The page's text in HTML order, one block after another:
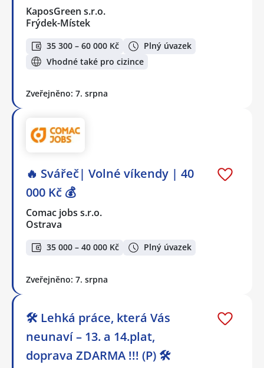
KaposGreen s.r.o.
Frýdek-Místek
35 300 – 60 000 Kč
Plný úvazek
Vhodné také pro cizince
Zveřejněno: 7. srpna
🔥 Svářeč| Volné víkendy | 40
000 Kč 💰
Comac jobs s.r.o.
Ostrava
35 000 – 40 000 Kč Plný úvazek
Zveřejněno: 7. srpna
🛠️ Lehká práce, která Vás
neunaví – 13. a 14.plat,
doprava ZDARMA !!! (P) 🛠️